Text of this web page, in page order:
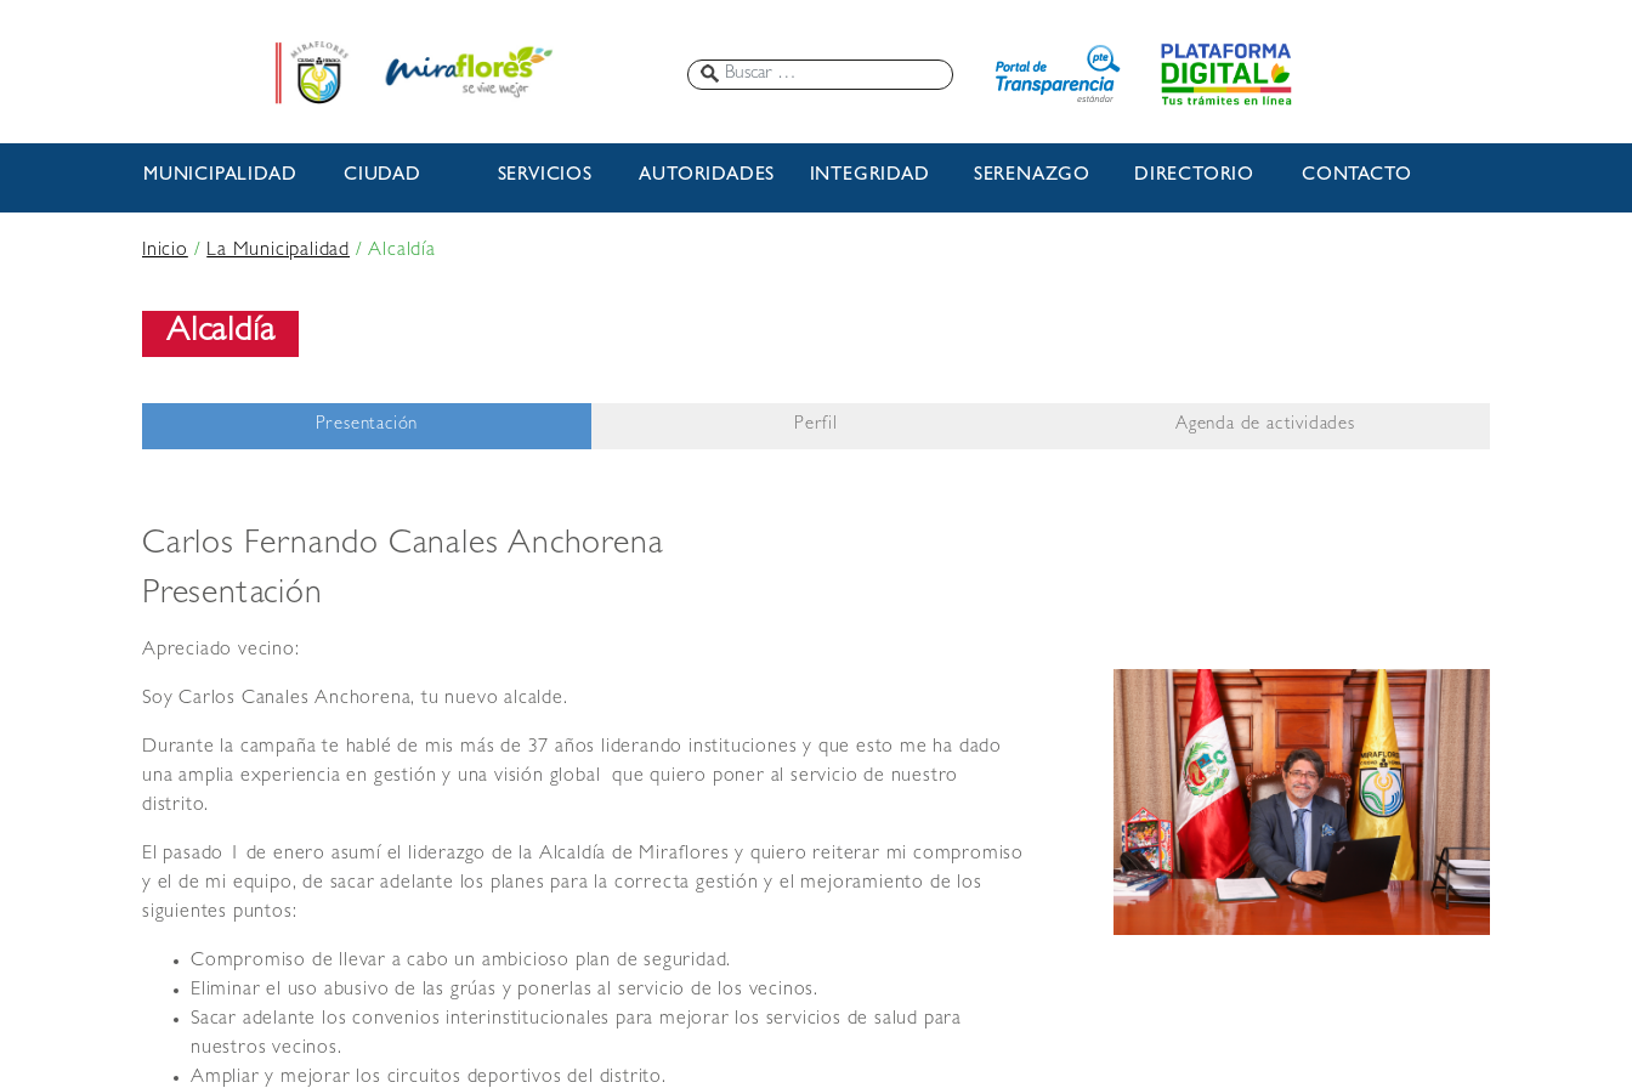
MUNICIPALIDAD CIUDAD SERVICIOS AUTORIDADES INTEGRIDAD SERENAZGO DIRECTORIO CONTACTO
Inicio/La Municipalidad /Alcaldía
Alcaldía
Presentación Perfil Agenda de actividades
Carlos Fernando Canales Anchorena
Presentación
Apreciado vecino:
Soy Carlos Canales Anchorena, tu nuevo alcalde.
Durante la campaña te hablé de mis más de 37 años liderando instituciones y que esto me ha dado
una amplia experiencia en gestión y una visión global que quiero poner al servicio de nuestro
distrito.
El pasado 1 de enero asumí el liderazgo de la Alcaldía de Miraflores y quiero reiterar mi compromiso
y el de mi equipo, de sacar adelante los planes para la correcta gestión y el mejoramiento de los
siguientes puntos:
Compromiso de llevar a cabo un ambicioso plan de seguridad.
Eliminar el uso abusivo de las grúas y ponerlas al servicio de los vecinos.
Sacar adelante los convenios interinstitucionales para mejorar los servicios de salud para
nuestros vecinos.
Ampliar y mejorar los circuitos deportivos del distrito.